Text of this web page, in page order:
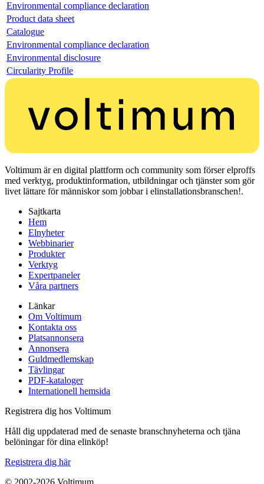
Environmental compliance declaration
Product data sheet
Catalogue
Environmental compliance declaration
Environmental disclosure
Circularity Profile
Voltimum är en digital plattform och community som förser elproffs
med verktyg, produktinformation, utbildningar och tjänster som gör
livet lättare för människor som jobbar i elinstallationsbranschen!.
Sajtkarta
Hem
Elnyheter
Webbinarier
Produkter
Verktyg
Expertpaneler
Våra partners
Länkar
Om Voltimum
Kontakta oss
Platsannonsera
Annonsera
Guldmedlemskap
Tävlingar
PDF-kataloger
Internationell hemsida
Registrera dig hos Voltimum
Håll dig uppdaterad med de senaste branschnyheterna och tjäna
belöningar för dina elinköp!
Registrera dig här
© 2002-2026 Voltimum